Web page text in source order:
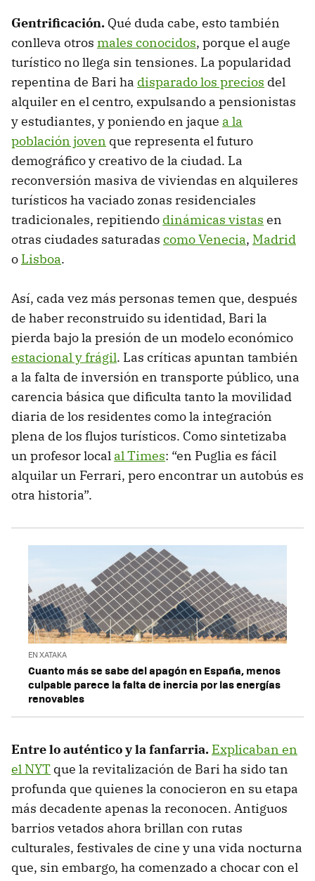
Gentrificación. Qué duda cabe, esto también
conlleva otros males conocidos, porque el auge
turístico no llega sin tensiones. La popularidad
repentina de Bari ha disparado los precios del
alquiler en el centro, expulsando a pensionistas
y estudiantes, y poniendo en jaque a la
población joven que representa el futuro
demográfico y creativo de la ciudad. La
reconversión masiva de viviendas en alquileres
turísticos ha vaciado zonas residenciales
tradicionales, repitiendo dinámicas vistas en
otras ciudades saturadas como Venecia, Madrid
o Lisboa.
Así, cada vez más personas temen que, después
de haber reconstruido su identidad, Bari la
pierda bajo la presión de un modelo económico
estacional y frágil. Las críticas apuntan también
a la falta de inversión en transporte público, una
carencia básica que dificulta tanto la movilidad
diaria de los residentes como la integración
plena de los flujos turísticos. Como sintetizaba
un profesor local al Times: “en Puglia es fácil
alquilar un Ferrari, pero encontrar un autobús es
otra historia”.
EN XATAKA
Cuanto más se sabe del apagón en España, menos
culpable parece la falta de inercia por las energías
renovables
Entre lo auténtico y la fanfarria. Explicaban en
el NYT que la revitalización de Bari ha sido tan
profunda que quienes la conocieron en su etapa
más decadente apenas la reconocen. Antiguos
barrios vetados ahora brillan con rutas
culturales, festivales de cine y una vida nocturna
que, sin embargo, ha comenzado a chocar con el